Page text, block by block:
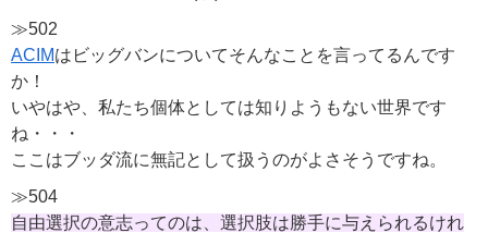
≫502
ACIMはビッグバンについてそんなことを言ってるんです
か！
いやはや、私たち個体としては知りようもない世界です
ね・・・
ここはブッダ流に無記として扱うのがよさそうですね。
≫504
自由選択の意志ってのは、選択肢は勝手に与えられるけれ